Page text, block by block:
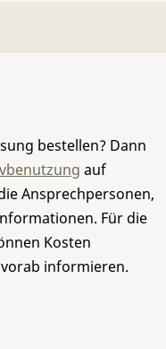
bestellen? Dann
auf
Ansprechpersonen,
Für die
Kosten
informieren.